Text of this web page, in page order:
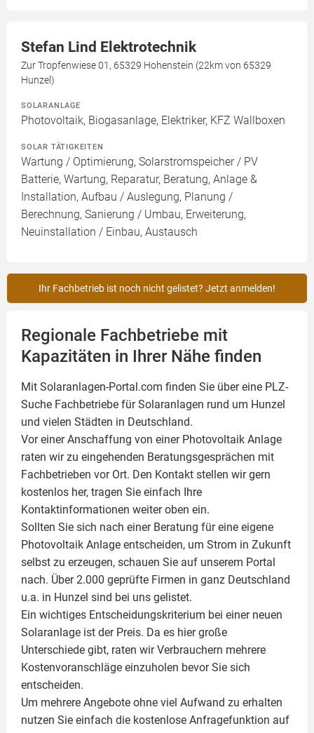
Stefan Lind Elektrotechnik
Zur Tropfenwiese 01, 65329 Hohenstein (22km von 65329
Hunzel)
SOLARANLAGE
Photovoltaik, Biogasanlage, Elektriker, KFZ Wallboxen
SOLAR TÄTIGKEITEN
Wartung / Optimierung, Solarstromspeicher / PV
Batterie, Wartung, Reparatur, Beratung, Anlage &
Installation, Aufbau / Auslegung, Planung /
Berechnung, Sanierung / Umbau, Erweiterung,
Neuinstallation / Einbau, Austausch
Ihr Fachbetrieb ist noch nicht gelistet? Jetzt anmelden!
Regionale Fachbetriebe mit
Kapazitäten in Ihrer Nähe finden
Mit Solaranlagen-Portal.com finden Sie über eine PLZ-
Suche Fachbetriebe fürSolaranlagen rund um Hunzel
und vielen Städten in Deutschland.
Vor einer Anschaffung von einer Photovoltaik Anlage
raten wir zu eingehenden Beratungsgesprächen mit
Fachbetrieben vor Ort. Den Kontakt stellen wir gern
kostenlos her, tragen Sie einfach Ihre
Kontaktinformationen weiter oben ein.
Sollten Sie sich nach einer Beratung für eine eigene
Photovoltaik Anlage entscheiden, um Strom in Zukunft
selbst zu erzeugen, schauen Sie auf unserem Portal
nach. Über 2.000 geprüfte Firmen in ganz Deutschland
u.a. in Hunzel sind bei uns gelistet.
Ein wichtiges Entscheidungskriterium bei einer neuen
Solaranlage ist der Preis. Da es hier große
Unterschiede gibt, raten wir Verbrauchern mehrere
Kostenvoranschläge einzuholen bevor Sie sich
entscheiden.
Um mehrere Angebote ohne viel Aufwand zu erhalten
nutzen Sie einfach die kostenlose Anfragefunktion auf